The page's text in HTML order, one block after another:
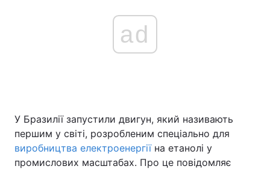
Головна Війна
Політика
ad
У Бразилії запустили двигун, який називають
першим у світі, розробленим спеціально для
виробництва електроенергіїна етанолі у
промислових масштабах. Про це повідомляє